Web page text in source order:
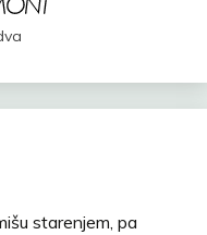
starenjem, pa